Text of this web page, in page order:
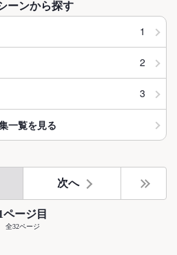
ーンから探す
1
2
3
一覧を見る
次へ
ページ目
全32ページ